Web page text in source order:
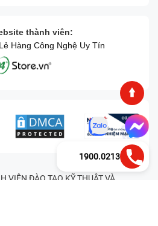
thành viên:
Hàng Công Nghệ Uy Tín
VIÊN ĐÀO TẠO KỸ THUẬT VÀ
1900.0213